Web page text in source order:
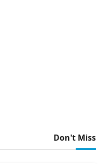
Don't Miss